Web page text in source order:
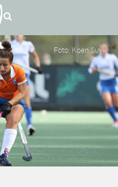
Foto: Koen Suyk